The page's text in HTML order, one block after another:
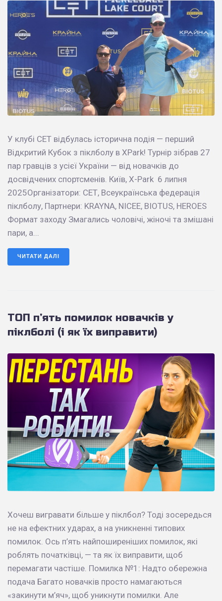
У клубі СЕТ відбулась історична подія — перший
Відкритий Кубок з піклболу в XPark! Турнір зібрав 27
пар гравців з усієї України — від новачків до
досвідчених спортсменів. Київ, X-Park 6 липня
2025Організатори: СЕТ, Всеукраїнська федерація
піклболу, Партнери: KRAYNA, NICEE, BIOTUS, HEROES
Формат заходу Змагались чоловічі, жіночі та змішані
пари, а...
ЧИТАТИ ДАЛІ
ТОП п’ять помилок новачків у
піклболі (і як їх виправити)
Хочеш вигравати більше у піклбол? Тоді зосередься
не на ефектних ударах, а на уникненні типових
помилок. Ось п’ять найпоширеніших помилок, які
роблять початківці, — та як їх виправити, щоб
перемагати частіше. Помилка №1: Надто обережна
подача Багато новачків просто намагаються
«закинути м’яч», щоб уникнути помилки. Але